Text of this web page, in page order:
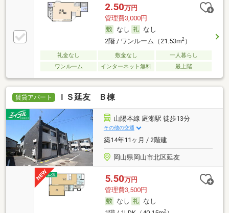
2.50万円
管理費3,000円
なし
なし
2階 / ワンルーム（21.53m2）
礼金なし 敷金なし
一人暮らし
ワンルーム
インターネット無料 最上階
賃貸アパート ＩＳ延友 Ｂ棟
山陽本線 庭瀬駅 徒歩13分
その他の交通
築14年11ヶ月 / 2階建
岡山県岡山市北区延友
5.50万円
管理費3,500円
なし
なし
2